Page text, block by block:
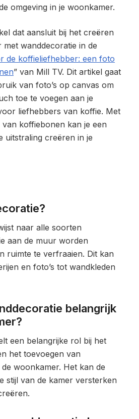
omgeving in je woonkamer.
dat aansluit bij het creëren
wanddecoratie in de
de koffieliefhebber: een foto
” van Mill TV. Dit artikel gaat
van foto’s op canvas om
toe te voegen aan je
liefhebbers van koffie. Met
koffiebonen kan je een
uitstraling creëren in je
naar alle soorten
aan de muur worden
ruimte te verfraaien. Dit kan
en foto’s tot wandkleden
belangrijk
een belangrijke rol bij het
het toevoegen van
woonkamer. Het kan de
stijl van de kamer versterken